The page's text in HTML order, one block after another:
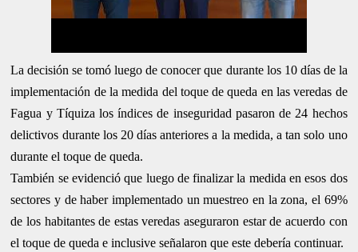
La decisión se tomó luego de conocer que durante los 10 días de la
implementación de la medida del toque de queda en las veredas de
Fagua y Tíquiza los índices de inseguridad pasaron de 24 hechos
delictivos durante los 20 días anteriores a la medida, a tan solo uno
durante el toque de queda.
También se evidenció que luego de finalizar la medida en esos dos
sectores y de haber implementado un muestreo en la zona, el 69%
de los habitantes de estas veredas aseguraron estar de acuerdo con
el toque de queda e inclusive señalaron que este debería continuar.